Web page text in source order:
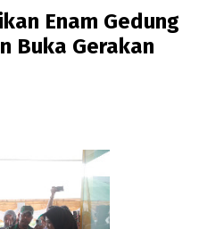
Enam Gedung
Buka Gerakan